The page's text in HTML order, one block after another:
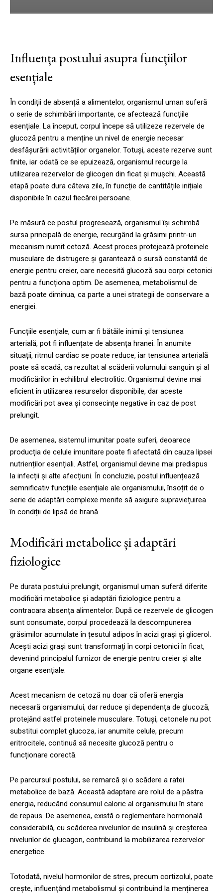
Influența postului asupra funcțiilor
esențiale
În condiții de absență a alimentelor, organismul uman suferă
o serie de schimbări importante, ce afectează funcțiile
esențiale. La început, corpul începe să utilizeze rezervele de
glucoză pentru a menține un nivel de energie necesar
desfășurării activităților organelor. Totuși, aceste rezerve sunt
finite, iar odată ce se epuizează, organismul recurge la
utilizarea rezervelor de glicogen din ficat și mușchi. Această
etapă poate dura câteva zile, în funcție de cantitățile inițiale
disponibile în cazul fiecărei persoane.
Pe măsură ce postul progresează, organismul își schimbă
sursa principală de energie, recurgând la grăsimi printr-un
mecanism numit cetoză. Acest proces protejează proteinele
musculare de distrugere și garantează o sursă constantă de
energie pentru creier, care necesită glucoză sau corpi cetonici
pentru a funcționa optim. De asemenea, metabolismul de
bază poate diminua, ca parte a unei strategii de conservare a
energiei.
Funcțiile esențiale, cum ar fi bătăile inimii și tensiunea
arterială, pot fi influențate de absența hranei. În anumite
situații, ritmul cardiac se poate reduce, iar tensiunea arterială
poate să scadă, ca rezultat al scăderii volumului sanguin și al
modificărilor în echilibrul electrolitic. Organismul devine mai
eficient în utilizarea resurselor disponibile, dar aceste
modificări pot avea și consecințe negative în caz de post
prelungit.
De asemenea, sistemul imunitar poate suferi, deoarece
producția de celule imunitare poate fi afectată din cauza lipsei
nutrienților esențiali. Astfel, organismul devine mai predispus
la infecții și alte afecțiuni. În concluzie, postul influențează
semnificativ funcțiile esențiale ale organismului, însoțit de o
serie de adaptări complexe menite să asigure supraviețuirea
în condiții de lipsă de hrană.
Modificări metabolice și adaptări
fiziologice
Pe durata postului prelungit, organismul uman suferă diferite
modificări metabolice și adaptări fiziologice pentru a
contracara absența alimentelor. După ce rezervele de glicogen
sunt consumate, corpul procedează la descompunerea
grăsimilor acumulate în țesutul adipos în acizi grași și glicerol.
Acești acizi grași sunt transformați în corpi cetonici în ficat,
devenind principalul furnizor de energie pentru creier și alte
organe esențiale.
Acest mecanism de cetoză nu doar că oferă energia
necesară organismului, dar reduce și dependența de glucoză,
protejând astfel proteinele musculare. Totuși, cetonele nu pot
substitui complet glucoza, iar anumite celule, precum
eritrocitele, continuă să necesite glucoză pentru o
funcționare corectă.
Pe parcursul postului, se remarcă și o scădere a ratei
metabolice de bază. Această adaptare are rolul de a păstra
energia, reducând consumul caloric al organismului în stare
de repaus. De asemenea, există o reglementare hormonală
considerabilă, cu scăderea nivelurilor de insulină și creșterea
nivelurilor de glucagon, contribuind la mobilizarea rezervelor
energetice.
Totodată, nivelul hormonilor de stres, precum cortizolul, poate
crește, influențând metabolismul și contribuind la menținerea